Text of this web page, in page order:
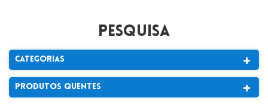
Pesquisa
Categorias
Produtos Quentes